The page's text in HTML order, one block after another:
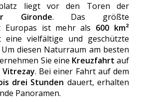
liegt vor den Toren der
Gironde. Das größte
Europas ist mehr als 600 km²
vielfältige und geschützte
diesen Naturraum am besten
Sie eine Kreuzfahrt auf
Vitrezay. Bei einer Fahrt auf dem
drei Stunden dauert, erhalten
Panoramen.